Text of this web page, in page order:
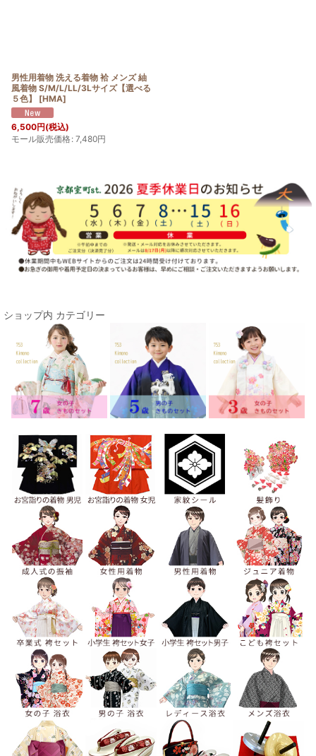
男性用着物 洗える着物 袷 メンズ 紬
風着物 S/M/L/LL/3Lサイズ【選べる
５色】
[HMA]
6,500円(税込)
モール販売価格: 7,480円
ショップ内 カテゴリー